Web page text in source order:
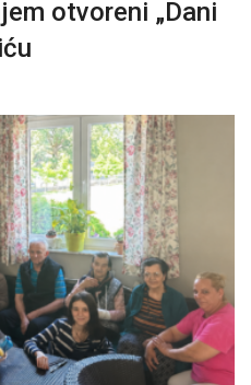
otvoreni „Dani